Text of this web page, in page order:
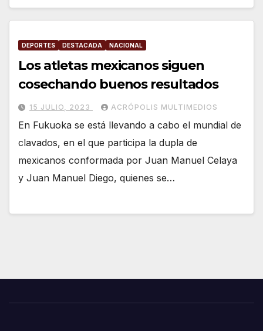
DEPORTES DESTACADA NACIONAL
Los atletas mexicanos siguen
cosechando buenos resultados
15 JULIO, 2023 ACRÓPOLIS MULTIMEDIOS
En Fukuoka se está llevando a cabo el mundial de
clavados, en el que participa la dupla de
mexicanos conformada por Juan Manuel Celaya
y Juan Manuel Diego, quienes se…